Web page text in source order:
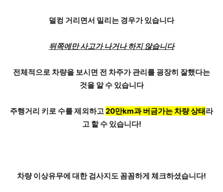
덜컹 거리면서 밀리는 경우가 있습니다
뒤쪽에만 사고가 나거나 하지 않습니다
전체적으로 차량을 보시면 전 차주가관리를 굉장히 잘했다는
것을 알 수 있습니다
주행거리 키로 수를 제외하고20만km과 버금가는 차량 상태라
고 할 수 있습니다!
차량 이상유무에 대한검사지도 꼼꼼하게 체크하셨습니다!